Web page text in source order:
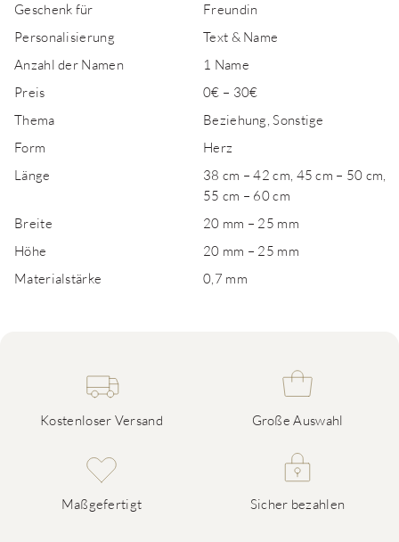
Geschenk für
Freundin
Personalisierung
Text & Name
Anzahl der Namen
1 Name
Preis
0€ – 30€
Thema
Beziehung, Sonstige
Form
Herz
Länge
38 cm – 42 cm, 45 cm – 50 cm,
55 cm – 60 cm
Breite
20 mm – 25 mm
Höhe
20 mm – 25 mm
Materialstärke
0,7 mm
Kostenloser Versand Große Auswahl
Maßgefertigt Sicher bezahlen